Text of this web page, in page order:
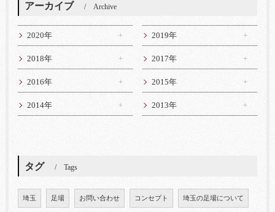
アーカイブ Archive
2020年 2019年
2018年 2017年
2016年 2015年
2014年 2013年
タグ Tags
埼玉 足場 お問い合わせ コンセプト 埼玉の足場について